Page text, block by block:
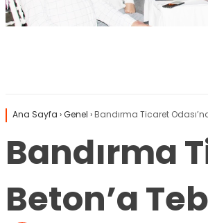
Ana Sayfa ›Genel › Bandırma Ticaret
Bandırma
Beton’a